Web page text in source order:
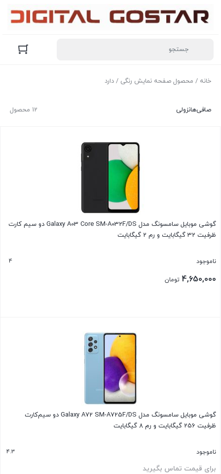
خانه / محصول صفحه نمایش رنگی / دارد
12 محصول صافی‌هانزولی
گوشی موبایل سامسونگ مدل Galaxy A03 Core SM-A032F/DS دو سیم‌ کارت
ظرفیت 32 گیگابایت و رم 2 گیگابایت
ناموجود 4
4,650,000 تومان
گوشی موبایل سامسونگ مدل Galaxy A72 SM-A725F/DS دو سیم‌کارت
ظرفیت 256 گیگابایت و رم 8 گیگابایت
ناموجود 4.3
برای قیمت تماس بگیرید